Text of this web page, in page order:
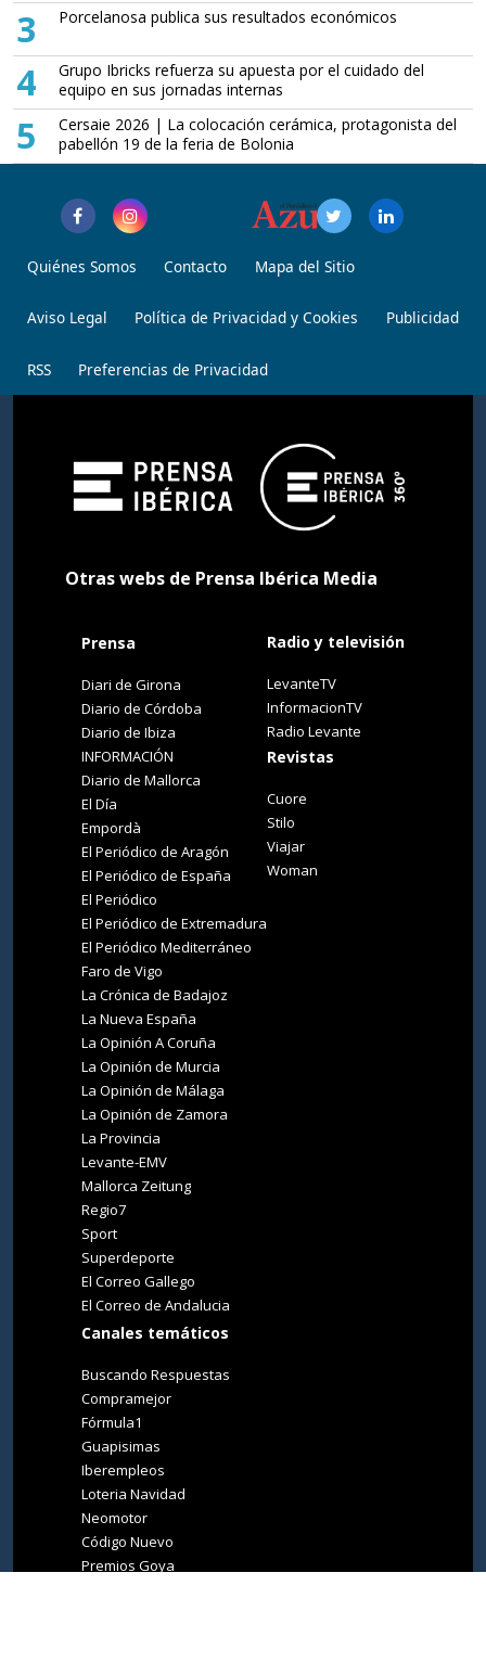
3 Porcelanosa publica sus resultados económicos
4
Grupo Ibricks refuerza su apuesta por el cuidado del
equipo en sus jornadas internas
5
Cersaie 2026 | La colocación cerámica, protagonista del
pabellón 19 de la feria de Bolonia
Quiénes Somos Contacto Mapa del Sitio
Aviso Legal Política de Privacidad y Cookies Publicidad
RSS Preferencias de Privacidad
Otras webs de Prensa Ibérica Media
Prensa
Diari de Girona
Diario de Córdoba
Diario de Ibiza
INFORMACIÓN
Diario de Mallorca
El Día
Empordà
El Periódico de Aragón
El Periódico de España
El Periódico
El Periódico de Extremadura
El Periódico Mediterráneo
Faro de Vigo
La Crónica de Badajoz
La Nueva España
La Opinión A Coruña
La Opinión de Murcia
La Opinión de Málaga
La Opinión de Zamora
La Provincia
Levante-EMV
Mallorca Zeitung
Regio7
Sport
Superdeporte
El Correo Gallego
El Correo de Andalucia
Canales temáticos
Buscando Respuestas
Compramejor
Fórmula1
Guapisimas
Iberempleos
Loteria Navidad
Neomotor
Código Nuevo
Premios Goya
Radio y televisión
LevanteTV
InformacionTV
Radio Levante
Revistas
Cuore
Stilo
Viajar
Woman